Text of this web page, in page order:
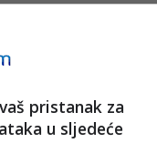
U Zakonu o tržištu
koji to čini bez
6.630 do 13.270
pristanak za
u sljedeće